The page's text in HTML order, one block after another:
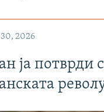
2026
ја потврди